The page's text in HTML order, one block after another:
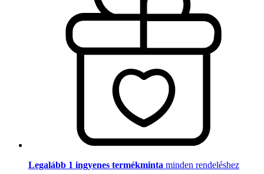
Legalább 1 ingyenes termékminta minden rendeléshez